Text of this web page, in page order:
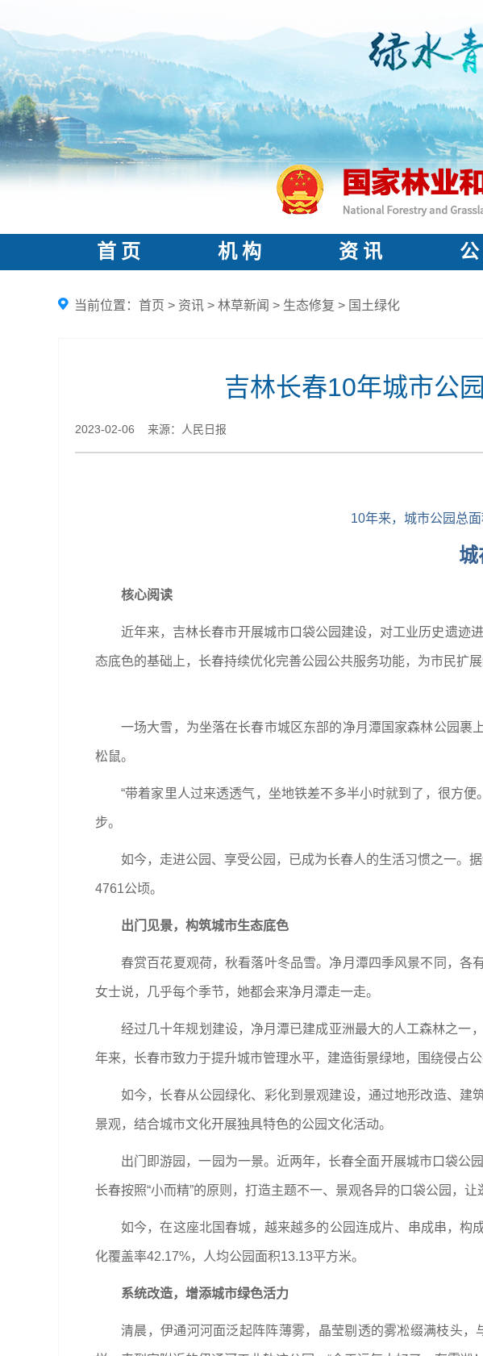
首 页 机 构 资 讯
当前位置： 首页 > 资讯 > 林草新闻 > 生态修复 > 国土绿化
吉林长春10年城市公
2023-02-06 来源：人民日报
10年来，城市公园总
核心阅读
近年来，吉林长春市开展城市口袋公园建设，对工业历史遗迹
态底色的基础上，长春持续优化完善公园公共服务功能，为市民扩展
一场大雪，为坐落在长春市城区东部的净月潭国家森林公园裹
松鼠。
“带着家里人过来透透气，坐地铁差不多半小时就到了，很方
步。
如今，走进公园、享受公园，已成为长春人的生活习惯之一。
4761公顷。
出门见景，构筑城市生态底色
春赏百花夏观荷，秋看落叶冬品雪。净月潭四季风景不同，各
女士说，几乎每个季节，她都会来净月潭走一走。
经过几十年规划建设，净月潭已建成亚洲最大的人工森林之一
年来，长春市致力于提升城市管理水平，建造街景绿地，围绕侵占
如今，长春从公园绿化、彩化到景观建设，通过地形改造、建
景观，结合城市文化开展独具特色的公园文化活动。
出门即游园，一园为一景。近两年，长春全面开展城市口袋公
长春按照“小而精”的原则，打造主题不一、景观各异的口袋公园，
如今，在这座北国春城，越来越多的公园连成片、串成串，
化覆盖率42.17%，人均公园面积13.13平方米。
系统改造，增添城市绿色活力
清晨，伊通河河面泛起阵阵薄雾，晶莹剔透的雾凇缀满枝头